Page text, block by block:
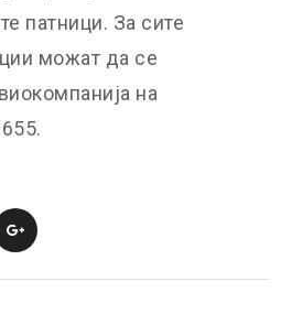
патници. За сите
можат да се
на